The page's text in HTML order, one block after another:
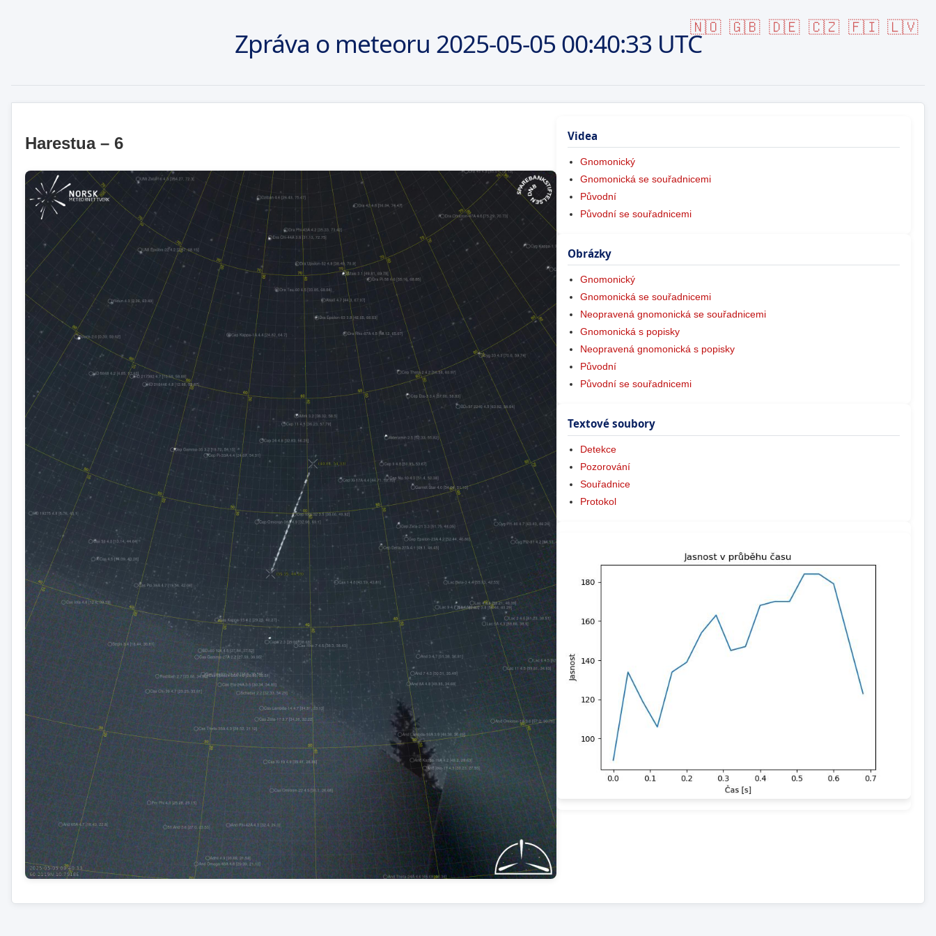
🇳🇴 🇬🇧 🇩🇪 🇨🇿 🇫🇮 🇱🇻
Zpráva o meteoru 2025-05-05 00:40:33 UTC
Harestua – 6 Videa
Gnomonický
Gnomonická se souřadnicemi
Původní
Původní se souřadnicemi
Obrázky
Gnomonický
Gnomonická se souřadnicemi
Neopravená gnomonická se souřadnicemi
Gnomonická s popisky
Neopravená gnomonická s popisky
Původní
Původní se souřadnicemi
Textové soubory
Detekce
Pozorování
Souřadnice
Protokol